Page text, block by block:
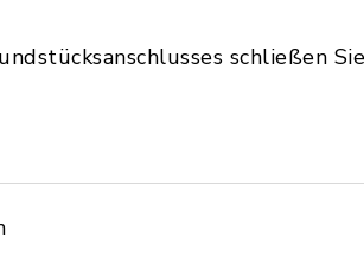
schließen